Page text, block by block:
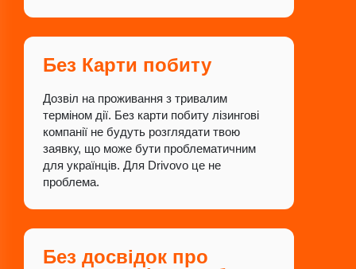
Без Карти побиту
Дозвіл на проживання з тривалим
терміном дії. Без карти побиту лізингові
компанії не будуть розглядати твою
заявку, що може бути проблематичним
для українців. Для Drivovo це не
проблема.
Без досвідок про